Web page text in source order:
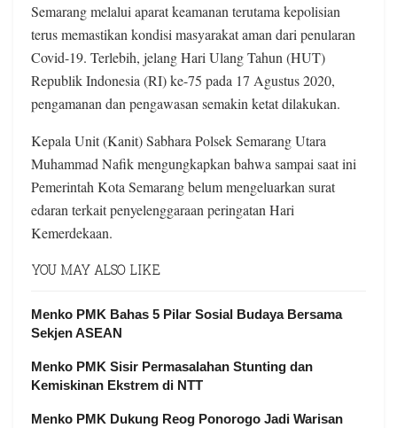
Semarang melalui aparat keamanan terutama kepolisian
terus memastikan kondisi masyarakat aman dari penularan
Covid-19. Terlebih, jelang Hari Ulang Tahun (HUT)
Republik Indonesia (RI) ke-75 pada 17 Agustus 2020,
pengamanan dan pengawasan semakin ketat dilakukan.
Kepala Unit (Kanit) Sabhara Polsek Semarang Utara
Muhammad Nafik mengungkapkan bahwa sampai saat ini
Pemerintah Kota Semarang belum mengeluarkan surat
edaran terkait penyelenggaraan peringatan Hari
Kemerdekaan.
YOU MAY ALSO LIKE
Menko PMK Bahas 5 Pilar Sosial Budaya Bersama
Sekjen ASEAN
Menko PMK Sisir Permasalahan Stunting dan
Kemiskinan Ekstrem di NTT
Menko PMK Dukung Reog Ponorogo Jadi Warisan